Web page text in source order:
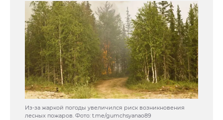
Из-за жаркой погоды увеличился риск возникновения
лесных пожаров. Фото: t.me/gumchsyanao89